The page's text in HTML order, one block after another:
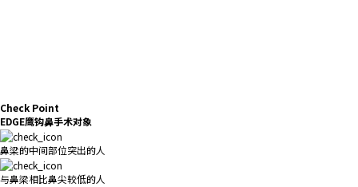
Check Point
EDGE鹰钩鼻手术对象
鼻梁的中间部位突出的人
与鼻梁相比鼻尖较低的人